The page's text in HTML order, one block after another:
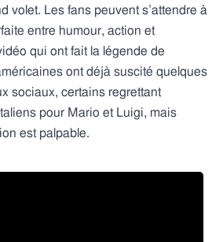
volet. Les fans peuvent s’attendre à
entre humour, action et
qui ont fait la légende de
ont déjà suscité quelques
sociaux, certains regrettant
pour Mario et Luigi, mais
est palpable.